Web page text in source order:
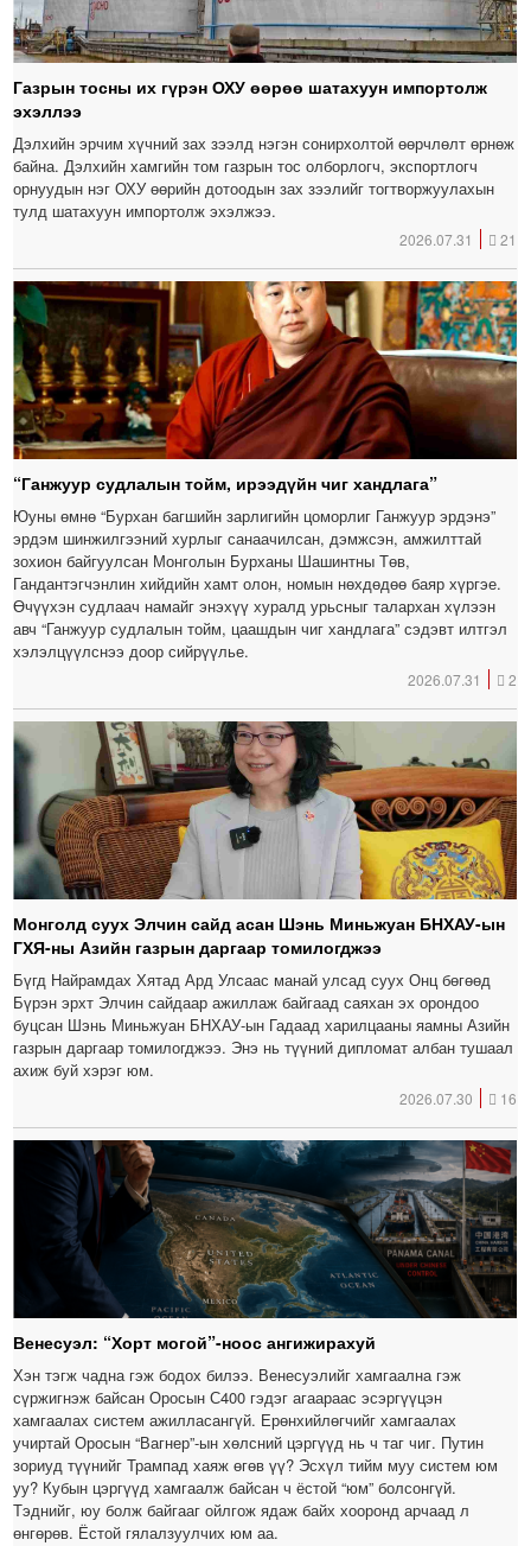
Газрын тосны их гүрэн ОХУ өөрөө шатахуун импортолж
эхэллээ
Дэлхийн эрчим хүчний зах зээлд нэгэн сонирхолтой өөрчлөлт өрнөж
байна. Дэлхийн хамгийн том газрын тос олборлогч, экспортлогч
орнуудын нэг ОХУ өөрийн дотоодын зах зээлийг тогтворжуулахын
тулд шатахуун импортолж эхэлжээ.
2026.07.31 21
“Ганжуур судлалын тойм, ирээдүйн чиг хандлага”
Юуны өмнө “Бурхан багшийн зарлигийн цоморлиг Ганжуур эрдэнэ”
эрдэм шинжилгээний хурлыг санаачилсан, дэмжсэн, амжилттай
зохион байгуулсан Монголын Бурханы Шашинтны Төв,
Гандантэгчэнлин хийдийн хамт олон, номын нөхдөдөө баяр хүргэе.
Өчүүхэн судлаач намайг энэхүү хуралд урьсныг талархан хүлээн
авч “Ганжуур судлалын тойм, цаашдын чиг хандлага” сэдэвт илтгэл
хэлэлцүүлснээ доор сийрүүлье.
2026.07.31 2
Монголд суух Элчин сайд асан Шэнь Миньжуан БНХАУ-ын
ГХЯ-ны Азийн газрын даргаар томилогджээ
Бүгд Найрамдах Хятад Ард Улсаас манай улсад суух Онц бөгөөд
Бүрэн эрхт Элчин сайдаар ажиллаж байгаад саяхан эх орондоо
буцсан Шэнь Миньжуан БНХАУ-ын Гадаад харилцааны яамны Азийн
газрын даргаар томилогджээ. Энэ нь түүний дипломат албан тушаал
ахиж буй хэрэг юм.
2026.07.30 16
Венесуэл: “Хорт могой”-ноос ангижирахуй
Хэн тэгж чадна гэж бодох билээ. Венесуэлийг хамгаална гэж
сүржигнэж байсан Оросын С400 гэдэг агаараас эсэргүүцэн
хамгаалах систем ажилласангүй. Ерөнхийлөгчийг хамгаалах
учиртай Оросын “Вагнер”-ын хөлсний цэргүүд нь ч таг чиг. Путин
зориуд түүнийг Трампад хаяж өгөв үү? Эсхүл тийм муу систем юм
уу? Кубын цэргүүд хамгаалж байсан ч ёстой “юм” болсонгүй.
Тэднийг, юу болж байгааг ойлгож ядаж байх хооронд арчаад л
өнгөрөв. Ёстой гялалзуулчих юм аа.